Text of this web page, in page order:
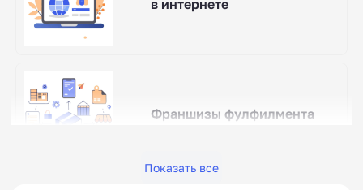
в интернете
Франшизы фулфилмента
Показать все